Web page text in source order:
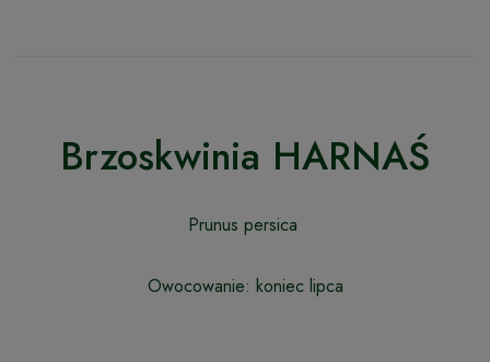
Brzoskwinia HARNAŚ
Prunus persica
Owocowanie: koniec lipca